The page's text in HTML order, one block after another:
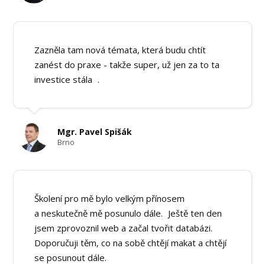
Zazněla tam nová témata, která budu chtít
zanést do praxe - takže super, už jen za to ta
investice stála .
Mgr. Pavel Spišák
Brno
Školení pro mě bylo velkým přínosem
a neskutečně mě posunulo dále. Ještě ten den
jsem zprovoznil web a začal tvořit databázi.
Doporučuji těm, co na sobě chtějí makat a chtějí
se posunout dále.